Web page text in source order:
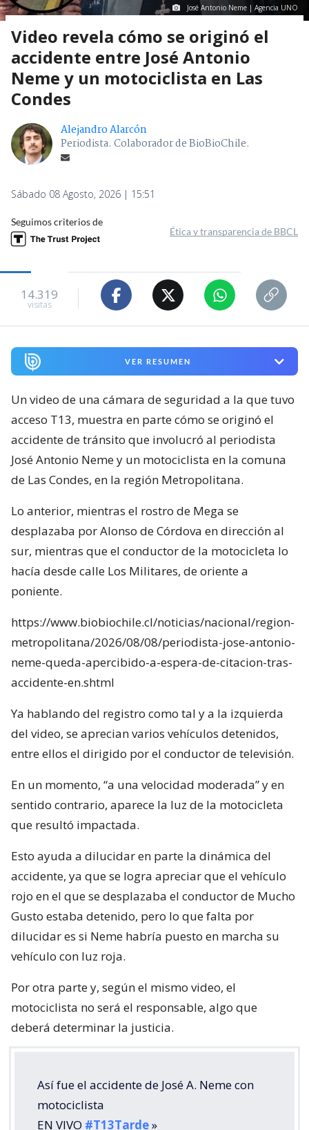
José Antonio Neme | Agencia UNO
Video revela cómo se originó el
accidente entre José Antonio
Neme y un motociclista en Las
Condes
Alejandro Alarcón
Periodista. Colaborador de BioBioChile.
Sábado 08 Agosto, 2026 | 15:51
Seguimos criterios de
Ética y transparencia de BBCL
14.319
visitas
VER RESUMEN
Un video de una cámara de seguridad a la que tuvo
acceso T13, muestra en parte cómo se originó el
accidente de tránsito que involucró al periodista
José Antonio Neme y un motociclista en la comuna
de Las Condes, en la región Metropolitana.
Lo anterior, mientras el rostro de Mega se
desplazaba por Alonso de Córdova en dirección al
sur, mientras que el conductor de la motocicleta lo
hacía desde calle Los Militares, de oriente a
poniente.
https://www.biobiochile.cl/noticias/nacional/region-
metropolitana/2026/08/08/periodista-jose-antonio-
neme-queda-apercibido-a-espera-de-citacion-tras-
accidente-en.shtml
Ya hablando del registro como tal y a la izquierda
del video, se aprecian varios vehículos detenidos,
entre ellos el dirigido por el conductor de televisión.
En un momento, “a una velocidad moderada” y en
sentido contrario, aparece la luz de la motocicleta
que resultó impactada.
Esto ayuda a dilucidar en parte la dinámica del
accidente, ya que se logra apreciar que el vehículo
rojo en el que se desplazaba el conductor de Mucho
Gusto estaba detenido, pero lo que falta por
dilucidar es si Neme habría puesto en marcha su
vehículo con luz roja.
Por otra parte y, según el mismo video, el
motociclista no será el responsable, algo que
deberá determinar la justicia.
Así fue el accidente de José A. Neme con
motociclista
EN VIVO #T13Tarde»